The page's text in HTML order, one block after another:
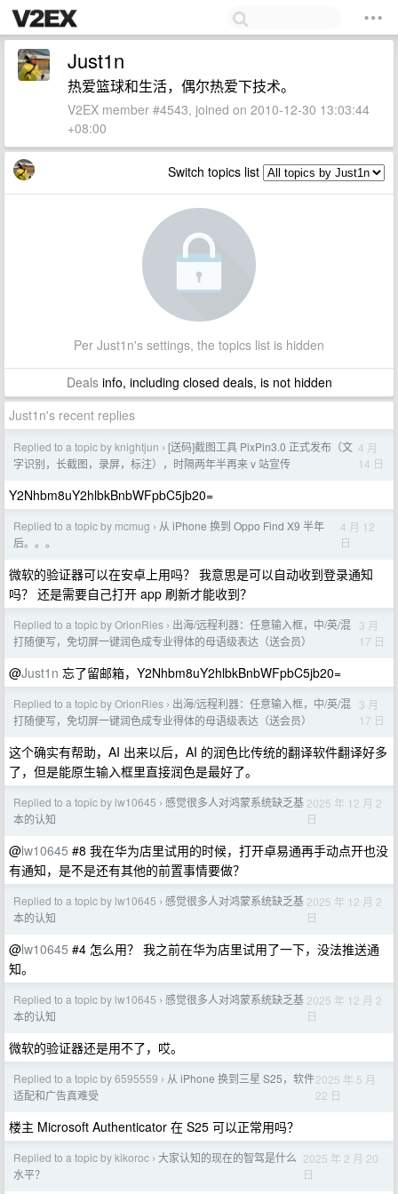
Just1n
热爱篮球和生活，偶尔热爱下技术。
V2EX member #4543, joined on 2010-12-30 13:03:44
+08:00
Switch topics list
Per Just1n's settings, the topics list is hidden
Dealsinfo, including closed deals, is not hidden
Just1n's recent replies
Replied to a topic by knightjun › [送码]截图工具 PixPin3.0 正式发布（文
字识别，长截图，录屏，标注），时隔两年半再来 v 站宣传
4 月
14 日
Y2Nhbm8uY2hlbkBnbWFpbC5jb20=
Replied to a topic by mcmug › 从 iPhone 换到 Oppo Find X9 半年
后。。。
4 月 12
日
微软的验证器可以在安卓上用吗？ 我意思是可以自动收到登录通知
吗？ 还是需要自己打开 app 刷新才能收到？
Replied to a topic by OrionRies › 出海/远程利器：任意输入框，中/英/混
打随便写，免切屏一键润色成专业得体的母语级表达（送会员）
3 月
17 日
@Just1n 忘了留邮箱，Y2Nhbm8uY2hlbkBnbWFpbC5jb20=
Replied to a topic by OrionRies › 出海/远程利器：任意输入框，中/英/混
打随便写，免切屏一键润色成专业得体的母语级表达（送会员）
3 月
17 日
这个确实有帮助，AI 出来以后，AI 的润色比传统的翻译软件翻译好多
了，但是能原生输入框里直接润色是最好了。
Replied to a topic by lw10645 › 感觉很多人对鸿蒙系统缺乏基
本的认知
2025 年 12 月 2
日
@lw10645 #8 我在华为店里试用的时候，打开卓易通再手动点开也没
有通知，是不是还有其他的前置事情要做？
Replied to a topic by lw10645 › 感觉很多人对鸿蒙系统缺乏基
本的认知
2025 年 12 月 2
日
@lw10645 #4 怎么用？ 我之前在华为店里试用了一下，没法推送通
知。
Replied to a topic by lw10645 › 感觉很多人对鸿蒙系统缺乏基
本的认知
2025 年 12 月 2
日
微软的验证器还是用不了，哎。
Replied to a topic by 6595559 › 从 iPhone 换到三星 S25，软件
适配和广告真难受
2025 年 5 月
22 日
楼主 Microsoft Authenticator 在 S25 可以正常用吗？
Replied to a topic by kikoroc › 大家认知的现在的智驾是什么
水平？
2025 年 2 月 20
日